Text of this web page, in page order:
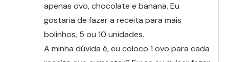
apenas ovo, chocolate e banana. Eu
gostaria de fazer a receita para mais
bolinhos, 5 ou 10 unidades.
A minha dúvida é, eu coloco 1 ovo para cada